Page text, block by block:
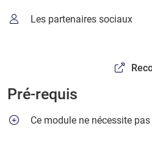
Les partenaires sociaux
Pré-requis
Ce module ne nécessite